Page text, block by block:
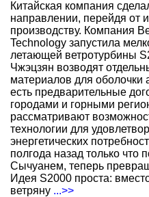
Китайская компания
направлении, перейдя от
производству. Компания
Technology запустила
летающей ветротурбины
Чжэцзян возводят
материалов для оболочки
есть предварительные
городами и горными
рассматривают
технологии для
энергетических
полгода назад только что
Сычуанем, теперь
Идея S2000 проста:
ветряну ...>>